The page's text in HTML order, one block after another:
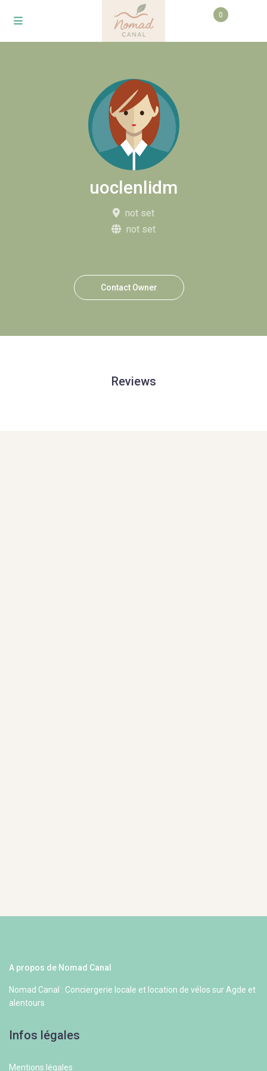
0
uoclenlidm
not set
not set
Contact Owner
Reviews
A propos de Nomad Canal
Nomad Canal : Conciergerie locale et location de vélos sur Agde et
alentours
Infos légales
Mentions légales